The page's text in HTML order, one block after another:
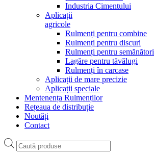
Industria Cimentului
Aplicații
agricole
Rulmenți pentru combine
Rulmenți pentru discuri
Rulmenți pentru semănători
Lagăre pentru tăvălugi
Rulmenți în carcase
Aplicații de mare precizie
Aplicații speciale
Mentenența Rulmenților
Rețeaua de distribuție
Noutăți
Contact
Products
search